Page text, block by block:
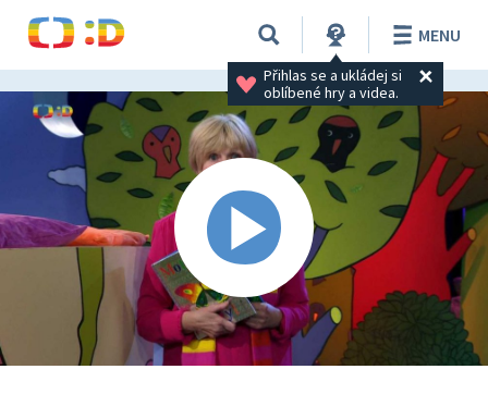
Přihlas se a ukládej si
oblíbené hry a videa.
MENU